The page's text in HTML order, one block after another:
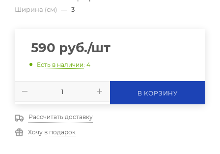
Ширина (см) — 3
590 руб./шт
Есть в наличии: 4
В КОРЗИНУ
Рассчитать доставку
Хочу в подарок